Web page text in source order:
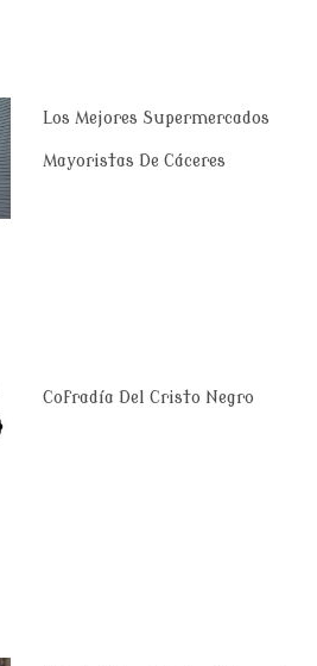
Los Mejores Supermercados
Mayoristas De Cáceres
Cofradía Del Cristo Negro